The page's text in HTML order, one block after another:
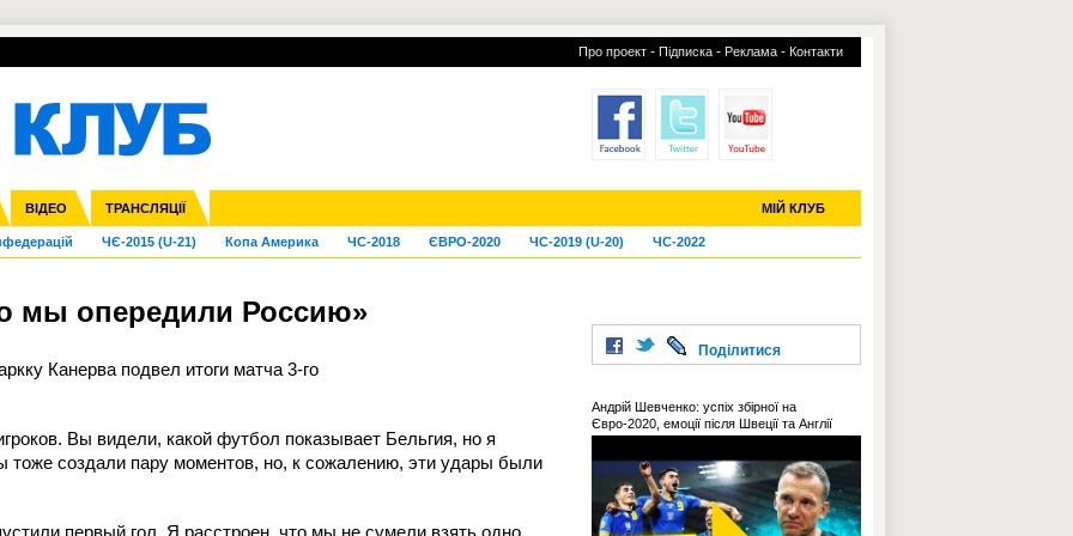
Про проект - Підписка - Реклама - Контакти
ВІДЕО ТРАНСЛЯЦІЇ МІЙ КЛУБ
ліга Кубок України Молодіжка
Ліга націй Ліга конференцій
Франція Інші
ЧЄ-2015 (U-21) Копа Америка ЧС-2018 ЄВРО-2020 ЧС-2019 (U-20) ЧС-2022
УПЛ-ПЕРЕХОДИ УСІ ТРАНСФЕРИ
мы опередили Россию»
Канерва подвел итоги матча 3-го
Вы видели, какой футбол показывает Бельгия, но я
тоже создали пару моментов, но, к сожалению, эти удары были
первый гол. Я расстроен, что мы не сумели взять одно
Поділитися
Андрій Шевченко: успіх збірної на
Євро-2020, емоції після Швеції та Англії